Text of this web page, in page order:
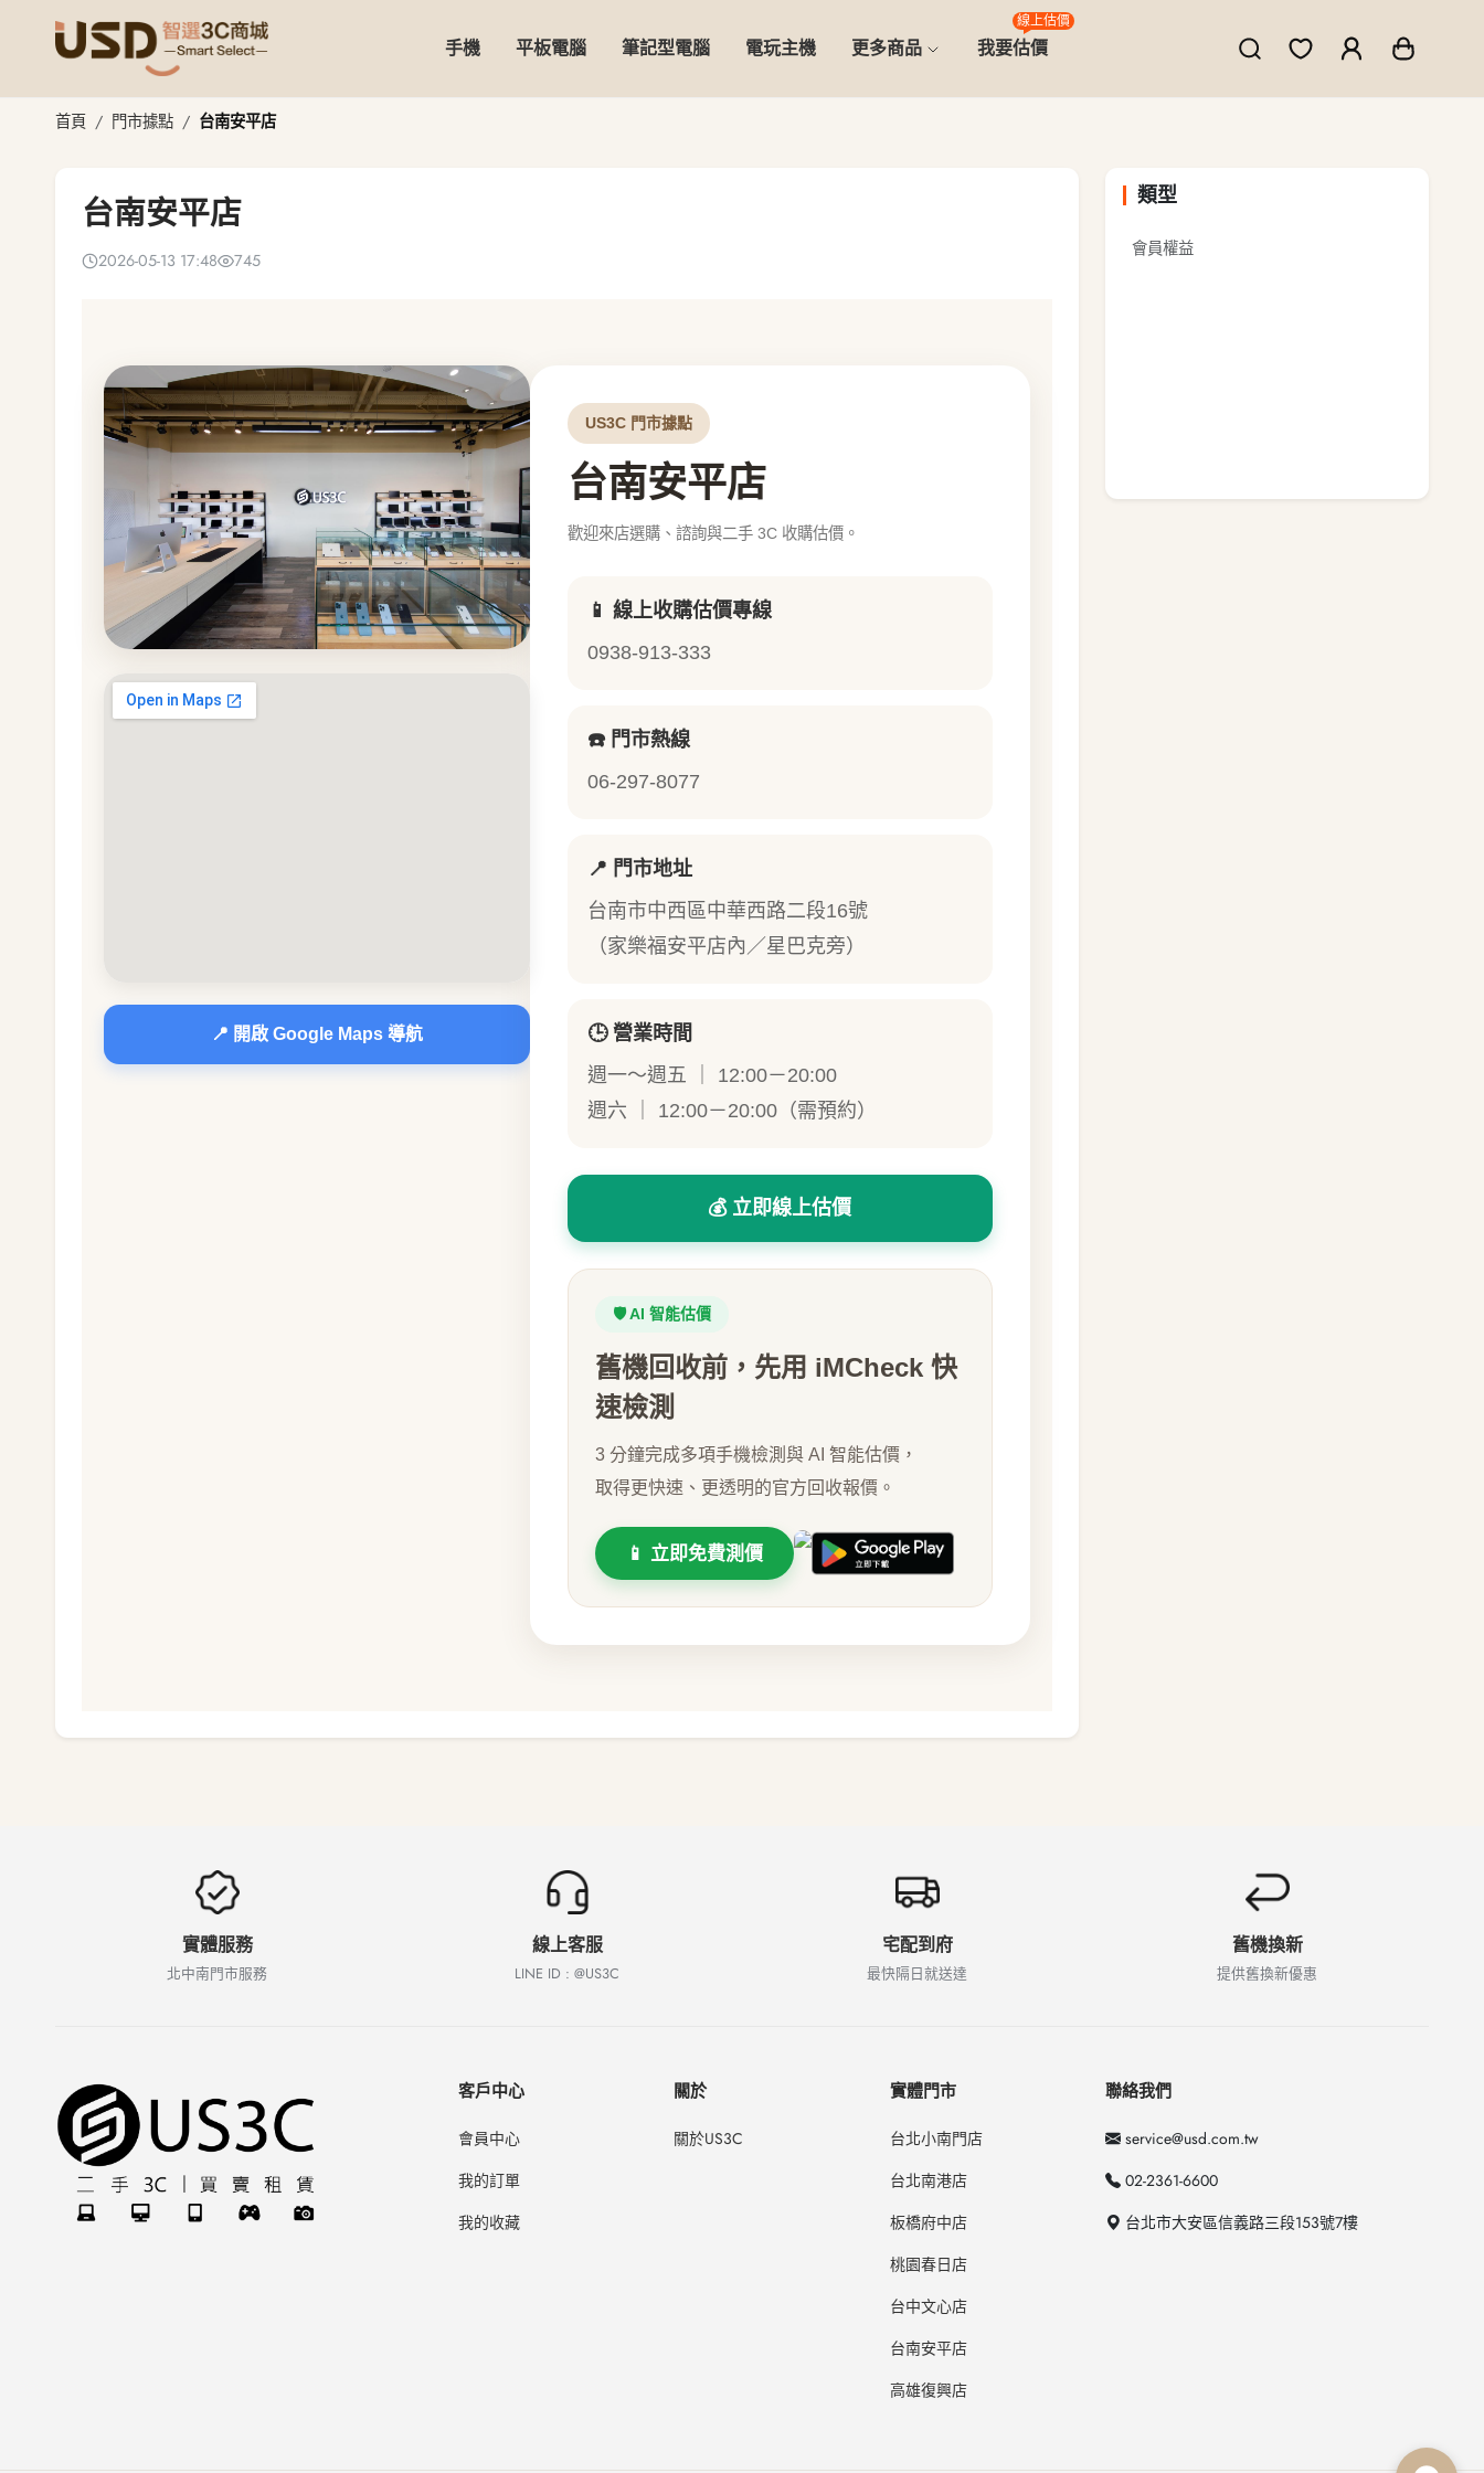
手機 平板電腦 筆記型電腦 電玩主機 更多商品 我要估價
線上估價
台南安平店
首頁 門市據點 台南安平店
台南安平店
2026-05-13 17:48 745
📍 開啟 Google Maps 導航
US3C 門市據點
台南安平店
歡迎來店選購、諮詢與二手 3C 收購估價。
📱 線上收購估價專線
0938-913-333
☎️ 門市熱線
06-297-8077
📍 門市地址
台南市中西區中華西路二段16號
（家樂福安平店內／星巴克旁）
🕒 營業時間
週一～週五 ｜ 12:00－20:00
週六 ｜ 12:00－20:00（需預約）
💰 立即線上估價
🛡️ AI 智能估價
舊機回收前，先用 iMCheck 快
速檢測
3 分鐘完成多項手機檢測與 AI 智能估價，
取得更快速、更透明的官方回收報價。
📱 立即免費測價
類型
會員權益
實體服務
北中南門市服務
線上客服
LINE ID : @US3C
宅配到府
最快隔日就送達
舊機換新
提供舊換新優惠
客戶中心
會員中心
我的訂單
我的收藏
關於
關於US3C
實體門市
台北小南門店
台北南港店
板橋府中店
桃園春日店
台中文心店
台南安平店
高雄復興店
聯絡我們
service@usd.com.tw
02-2361-6600
台北市大安區信義路三段153號7樓